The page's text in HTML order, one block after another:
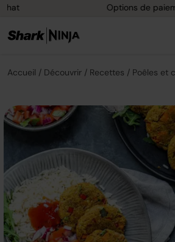
Options de paiement flexible
Accueil Découvrir Recettes Poêles et